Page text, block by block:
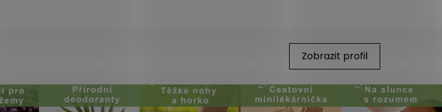
Zobrazit profil